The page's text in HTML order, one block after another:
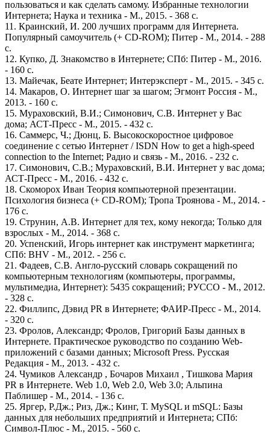
пользоваться и как сделать самому. Избранные технологии
Интернета; Наука и техника - М., 2015. - 368 c.
11. Краинский, И. 200 лучших программ для Интернета.
Популярный самоучитель (+ CD-ROM); Питер - М., 2014. - 288
c.
12. Купко, Д. Знакомство в Интернете; СПб: Питер - М., 2016.
- 160 c.
13. Майечак, Беате Интернет; Интерэксперт - М., 2015. - 345 c.
14. Макаров, О. Интернет шаг за шагом; Эгмонт Россия - М.,
2013. - 160 c.
15. Мураховский, В.И.; Симонович, С.В. Интернет у Вас
дома; АСТ-Пресс - М., 2015. - 432 c.
16. Саммерс, Ч.; Дюнц, Б. Высокоскоростное цифровое
соединение с сетью Интернет / ISDN How to get a high-speed
connection to the Internet; Радио и связь - М., 2016. - 232 c.
17. Симонович, С.В.; Мураховский, В.И. Интернет у вас дома;
АСТ-Пресс - М., 2016. - 432 c.
18. Скоморох Иван Теория компьютерной презентации.
Психология бизнеса (+ CD-ROM); Тропа Троянова - М., 2014. -
176 c.
19. Струнин, А.В. Интернет для тех, кому некогда; Только для
взрослых - М., 2014. - 368 c.
20. Успенский, Игорь интернет как инструмент маркетинга;
СПб: BHV - М., 2012. - 256 c.
21. Фадеев, С.В. Англо-русский словарь сокращений по
компьютерным технологиям (компьютеры, программы,
мультимедиа, Интернет): 5435 сокращений; РУССО - М., 2012.
- 328 c.
22. Филлипс, Дэвид PR в Интернете; ФАИР-Пресс - М., 2014.
- 320 c.
23. Фролов, Александр; Фролов, Григорий Базы данных в
Интернете. Практическое руководство по созданию Web-
приложений с базами данных; Microsoft Press. Русская
Редакция - М., 2013. - 432 c.
24. Чумиков Александр , Бочаров Михаил , Тишкова Мария
PR в Интернете. Web 1.0, Web 2.0, Web 3.0; Альпина
Паблишер - М., 2014. - 136 c.
25. Яргер, Р.Дж.; Риз, Дж.; Кинг, Т. MySQL и mSQL: Базы
данных для небольших предприятий и Интернета; СПб:
Символ-Плюс - М., 2015. - 560 c.